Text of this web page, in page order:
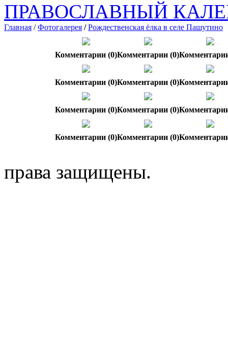
ПРАВОСЛАВНЫЙ
Главная /Фотогалерея /Рождественская ёлка в селе Пашутино
Комментарии (0)Комментарии (0)
Комментарии (0)Комментарии (0)
Комментарии (0)Комментарии (0)
Комментарии (0)Комментарии (0)
права защищены.